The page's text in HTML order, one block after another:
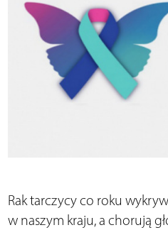
Rak tarczycy co roku
w naszym kraju, a chorują